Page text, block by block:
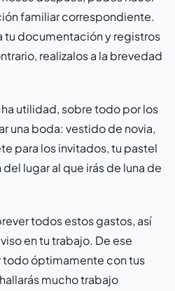
familiar correspondiente.
tu documentación y registros
realizalos a la brevedad
utilidad, sobre todo por los
una boda: vestido de novia,
para los invitados, tu pastel
lugar al que irás de luna de
todos estos gastos, así
en tu trabajo. De ese
óptimamente con tus
mucho trabajo